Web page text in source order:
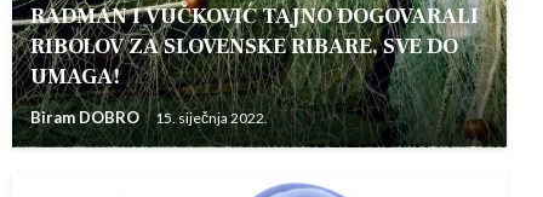
RADMAN I VUČKOVIĆ TAJNO DOGOVARALI
RIBOLOV ZA SLOVENSKE RIBARE, SVE DO
UMAGA!
Biram DOBRO 15. siječnja 2022.